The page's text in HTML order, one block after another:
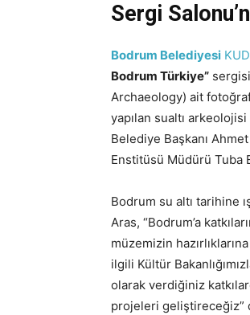
Sergi
Bodrum Belediyesi
Bodrum Türkiye”
Archaeology) ait fotoğraf
yapılan sualtı arkeolojisi
Belediye Başkanı
Enstitüsü Müdürü Tuba
Bodrum su altı tarihine
Aras, “Bodrum’a
müzemizin
ilgili Kültür
olarak verdiğiniz
projeleri geliştireceğiz”